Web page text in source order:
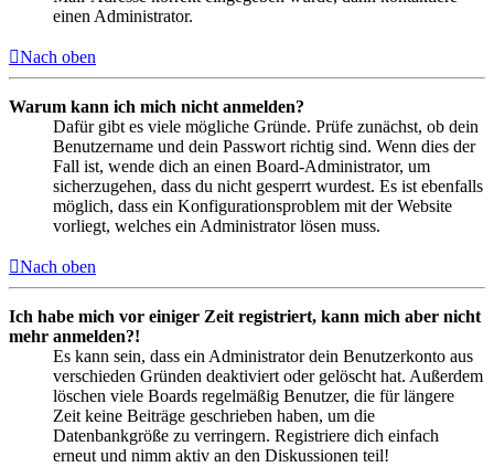
einen Administrator.
Nach oben
Warum kann ich mich nicht anmelden?
Dafür gibt es viele mögliche Gründe. Prüfe zunächst, ob dein
Benutzername und dein Passwort richtig sind. Wenn dies der
Fall ist, wende dich an einen Board-Administrator, um
sicherzugehen, dass du nicht gesperrt wurdest. Es ist ebenfalls
möglich, dass ein Konfigurationsproblem mit der Website
vorliegt, welches ein Administrator lösen muss.
Nach oben
Ich habe mich vor einiger Zeit registriert, kann mich aber nicht
mehr anmelden?!
Es kann sein, dass ein Administrator dein Benutzerkonto aus
verschieden Gründen deaktiviert oder gelöscht hat. Außerdem
löschen viele Boards regelmäßig Benutzer, die für längere
Zeit keine Beiträge geschrieben haben, um die
Datenbankgröße zu verringern. Registriere dich einfach
erneut und nimm aktiv an den Diskussionen teil!